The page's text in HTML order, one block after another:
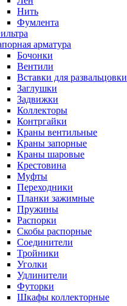
Нить
Фумлента
арматура
Бочонки
Вентили
Вставки для развальцовки
Заглушки
Задвижки
Коллекторы
Контргайки
Краны вентильные
Краны запорные
Краны шаровые
Крестовина
Муфты
Переходники
Планки зажимные
Пружины
Распорки
Скобы распорные
Соединители
Тройники
Уголки
Удлинители
Футорки
Шкафы коллекторные